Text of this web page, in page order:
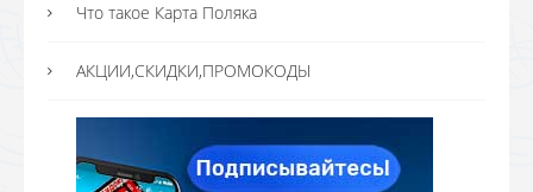
Что такое Карта Поляка
АКЦИИ,СКИДКИ,ПРОМОКОДЫ